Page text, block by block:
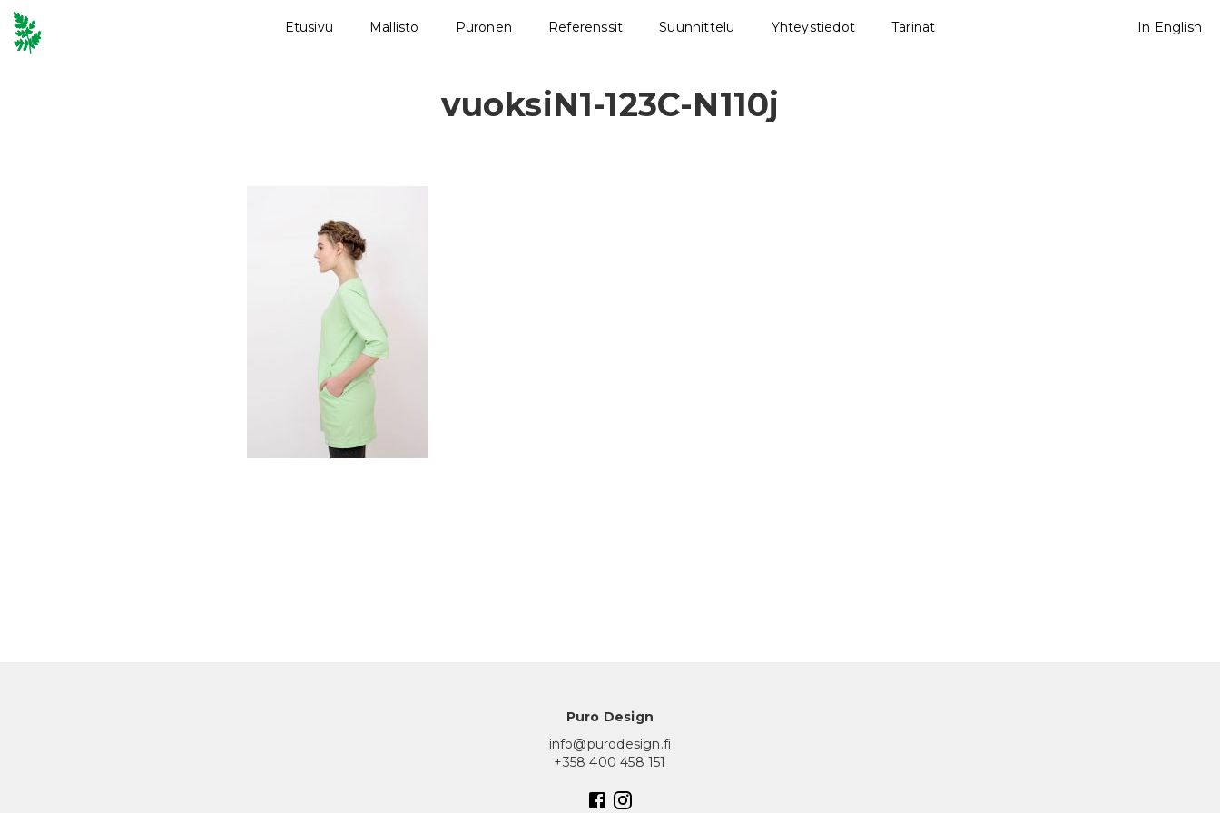
Etusivu Mallisto Puronen Referenssit Suunnittelu Yhteystiedot Tarinat In English
vuoksiN1-123C-N110j
Puro Design
info@purodesign.fi
+358 400 458 151